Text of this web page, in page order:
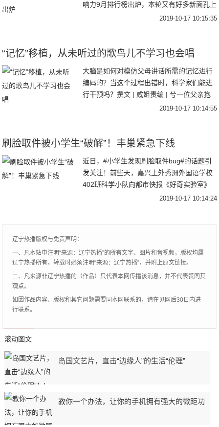
响力9月排行榜出炉，本轮又有好多新面孔上
榜喔！快来加入，极先锋带你上高速！恭喜
2019-10-17 10:15:35
“记忆”移植，从未听过的歌鸟儿不学习也会唱
大脑是如何对模仿父母讲话所需的记忆进行
编码的？当这个过程出错时，科学家们能进
行干预吗？撰文 | 咸姐责编 | 兮一位父亲抱
着他刚出生的宝宝，他们的脸只有几英寸的
2019-10-17 10:14:55
刷脸取件被小学生“破解”！丰巢紧急下线
近日，#小学生发现刷脸取件bug#的话题引
发关注！前些天，嘉兴上外秀洲外国语学校
402班科学小队向都市快报《好奇实验室》
报料：他们在一次课外科学实验中发现，只
2019-10-17 10:14:24
辽宁热播版权与免责声明：
一、凡本站中注明“来源：辽宁热播”的所有文字、图片和音视频，版权均属
辽宁热播所有，转载时必须注明“来源：辽宁热播”，并附上原文链接。
二、凡来源非辽宁热播的（作品）只代表本网传播该消息，并不代表赞同其
观点。
如因作品内容、版权和其它问题需要同本网联系的，请在见网后30日内进
行联系。
滚动图文
岛国文艺片，直击“边缘人”的生活“伦理”
教你一个办法，让你的手机拥有强大的微距功